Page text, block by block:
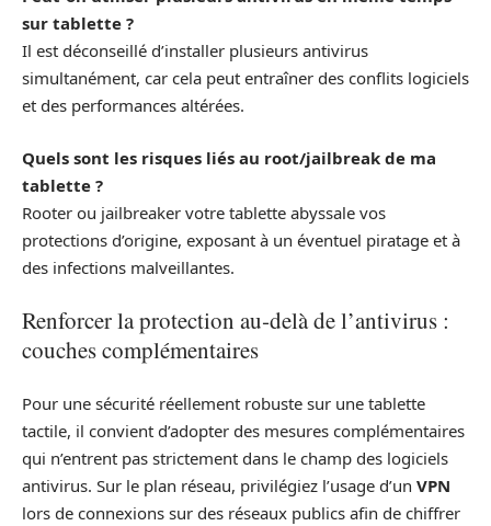
sur tablette ?
Il est déconseillé d’installer plusieurs antivirus
simultanément, car cela peut entraîner des conflits logiciels
et des performances altérées.
Quels sont les risques liés au root/jailbreak de ma
tablette ?
Rooter ou jailbreaker votre tablette abyssale vos
protections d’origine, exposant à un éventuel piratage et à
des infections malveillantes.
Renforcer la protection au‑delà de l’antivirus :
couches complémentaires
Pour une sécurité réellement robuste sur une tablette
tactile, il convient d’adopter des mesures complémentaires
qui n’entrent pas strictement dans le champ des logiciels
antivirus. Sur le plan réseau, privilégiez l’usage d’un VPN
lors de connexions sur des réseaux publics afin de chiffrer